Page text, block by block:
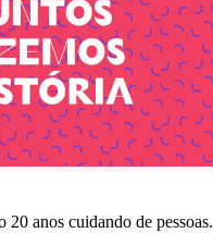
anos cuidando de pessoas.